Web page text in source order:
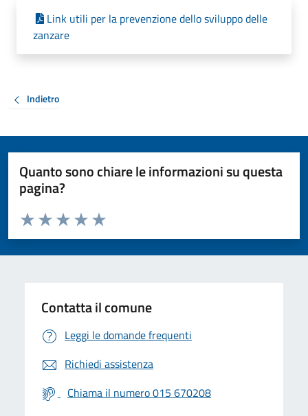
Link utili per la prevenzione dello sviluppo delle
zanzare
Indietro
Quanto sono chiare le informazioni su questa
pagina?
Valuta da 1 a 5 stelle la pagina
Valuta 5 stelle su 5
Valuta 4 stelle su 5
Valuta 3 stelle su 5
Valuta 2 stelle su 5
Valuta 1 stelle su 5
Contatta il comune
Leggi le domande frequenti
Richiedi assistenza
Chiama il numero 015 670208